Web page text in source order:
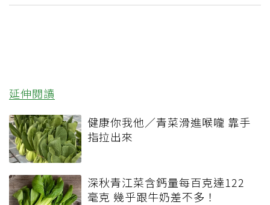
延伸閱讀
健康你我他／青菜滑進喉嚨 靠手
指拉出來
深秋青江菜含鈣量每百克達122
毫克 幾乎跟牛奶差不多！